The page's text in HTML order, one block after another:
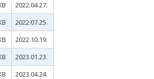
2022.04.27.
2022.07.25.
2022.10.19.
2023.01.23.
2023.04.24.